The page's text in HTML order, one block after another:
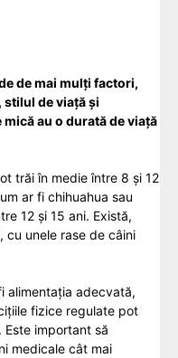
de mai mulți factori,
stilul de viață și
au o durată de viață
trăi în medie între 8 și 12
ar fi chihuahua sau
12 și 15 ani. Există,
cu unele rase de câini
alimentația adecvată,
fizice regulate pot
Este important să
medicale cât mai